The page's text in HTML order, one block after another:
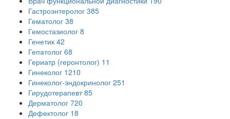
Гастроэнтеролог 385
Гематолог 38
Гемостазиолог 8
Генетик 42
Гепатолог 68
Гериатр (геронтолог) 11
Гинеколог 1210
Гинеколог-эндокринолог 251
Гирудотерапевт 85
Дерматолог 720
Дефектолог 18